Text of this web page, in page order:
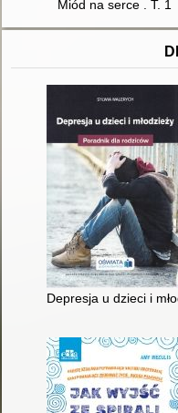
Miód na serce . T. 1
Depresja u dzieci i